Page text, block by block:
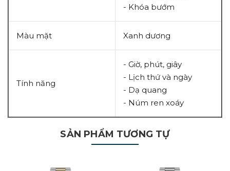
- Khóa bướm
Màu mặt Xanh dương
Tính năng
- Giờ, phút, giây
- Lịch thứ và ngày
- Dạ quang
- Núm ren xoáy
SẢN PHẨM TƯƠNG TỰ